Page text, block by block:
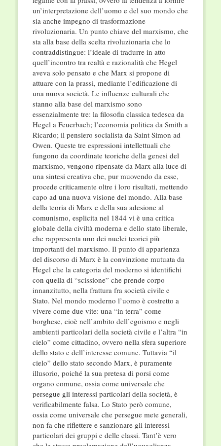
un’interpretazione dell’uomo e del suo mondo che
sia anche impegno di trasformazione
rivoluzionaria. Un punto chiave del marxismo, che
sta alla base della scelta rivoluzionaria che lo
contraddistingue: l’ideale di tradurre in atto
quell’incontro tra realtà e razionalità che Hegel
aveva solo pensato e che Marx si propone di
attuare con la prassi, mediante l’edificazione di
una nuova società. Le influenze culturali che
stanno alla base del marxismo sono
essenzialmente tre: la filosofia classica tedesca da
Hegel a Feuerbach; l’economia politica da Smith a
Ricardo; il pensiero socialista da Saint Simon ad
Owen. Queste tre espressioni intellettuali che
fungono da coordinate teoriche della genesi del
marxismo, vengono ripensate da Marx alla luce di
una sintesi creativa che, pur muovendo da esse,
procede criticamente oltre i loro risultati, mettendo
capo ad una nuova visione del mondo. Alla base
della teoria di Marx e della sua adesione al
comunismo, esplicita nel 1844 vi è una critica
globale della civiltà moderna e dello stato liberale,
che rappresenta uno dei nuclei teorici più
importanti del marxismo. Il punto di appartenza
del discorso di Marx è la convinzione mutuata da
Hegel che la categoria del moderno si identifichi
con quella di “scissione” che prende corpo
innanzitutto, nella frattura fra società civile e
Stato. Nel mondo moderno l’uomo è costretto a
vivere come due vite: una “in terra” come
borghese, cioè nell’ambito dell’egoismo e negli
ambienti particolari della società civile e l’altra “in
cielo” come cittadino, ovvero nella sfera superiore
dello stato e dell’interesse comune. Tuttavia “il
cielo” dello stato secondo Marx, è puramente
illusorio, poiché la sua pretesa di porsi come
organo comune, ossia come universale che
persegue gli interessi particolari della società, è
verificabilmente falsa. Lo Stato però comune,
ossia come universale che persegue mete generali,
non fa che riflettere e sanzionare gli interessi
particolari dei gruppi e delle classi. Tant’è vero